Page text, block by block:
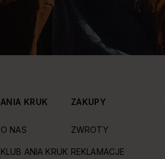
ANIA KRUK
O NAS
KLUB ANIA KRUK
ZAKUPY
ZWROTY
REKLAMACJE